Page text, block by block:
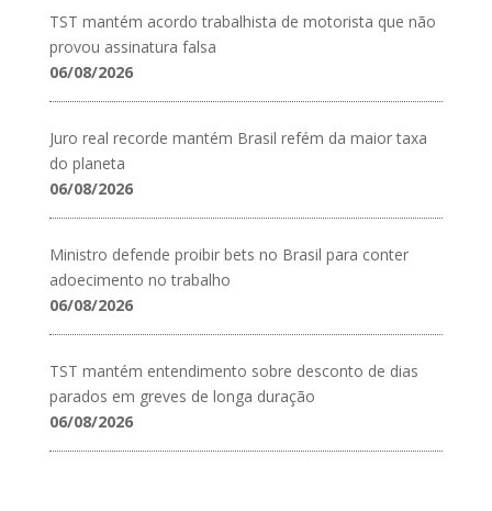
TST mantém acordo trabalhista de motorista que não
provou assinatura falsa
06/08/2026
Juro real recorde mantém Brasil refém da maior taxa
do planeta
06/08/2026
Ministro defende proibir bets no Brasil para conter
adoecimento no trabalho
06/08/2026
TST mantém entendimento sobre desconto de dias
parados em greves de longa duração
06/08/2026